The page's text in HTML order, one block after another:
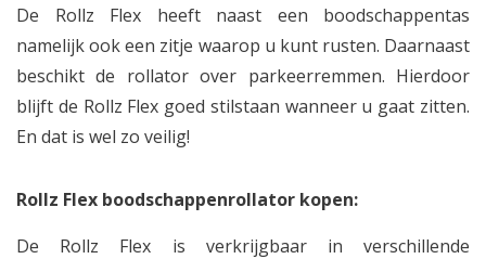
De Rollz Flex heeft naast een boodschappentas
namelijk ook een zitje waarop u kunt rusten. Daarnaast
beschikt de rollator over parkeerremmen. Hierdoor
blijft de Rollz Flex goed stilstaan wanneer u gaat zitten.
En dat is wel zo veilig!
Rollz Flex boodschappenrollator kopen:
De Rollz Flex is verkrijgbaar in verschillende